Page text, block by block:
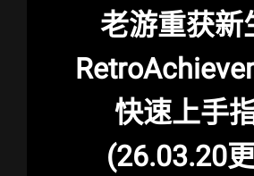
老游重获新
快速上手
(26.03.20